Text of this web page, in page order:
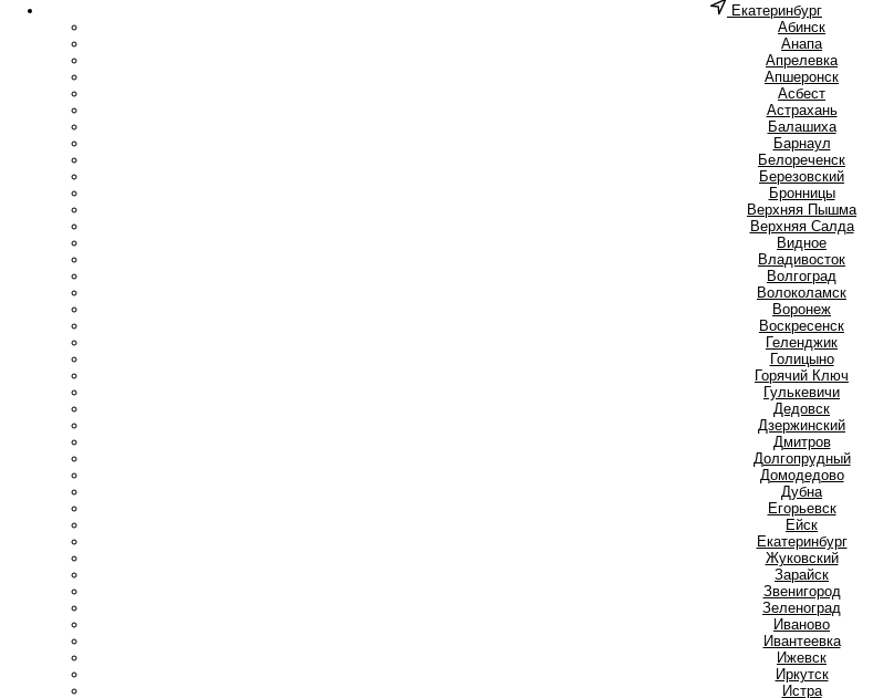
Екатеринбург
Абинск
Анапа
Апрелевка
Апшеронск
Асбест
Астрахань
Балашиха
Барнаул
Белореченск
Березовский
Бронницы
Верхняя Пышма
Верхняя Салда
Видное
Владивосток
Волгоград
Волоколамск
Воронеж
Воскресенск
Геленджик
Голицыно
Горячий Ключ
Гулькевичи
Дедовск
Дзержинский
Дмитров
Долгопрудный
Домодедово
Дубна
Егорьевск
Ейск
Екатеринбург
Жуковский
Зарайск
Звенигород
Зеленоград
Иваново
Ивантеевка
Ижевск
Иркутск
Истра